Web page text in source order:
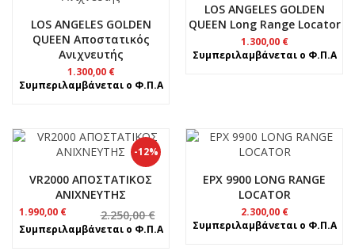
LOS ANGELES GOLDEN
QUEEN Αποστατικός
Ανιχνευτής
1.300,00 €
Συμπεριλαμβάνεται ο Φ.Π.Α
LOS ANGELES GOLDEN
QUEEN Long Range Locator
1.300,00 €
Συμπεριλαμβάνεται ο Φ.Π.Α
-12%
VR2000 ΑΠΟΣΤΑΤΙΚΟΣ
ΑΝΙΧΝΕΥΤΗΣ
2.250,00€
Original
price
was:
1.990,00 €
τρέχουσα
τιμή
Συμπεριλαμβάνεται ο Φ.Π.Α
EPX 9900 LONG RANGE
LOCATOR
2.300,00 €
Συμπεριλαμβάνεται ο Φ.Π.Α